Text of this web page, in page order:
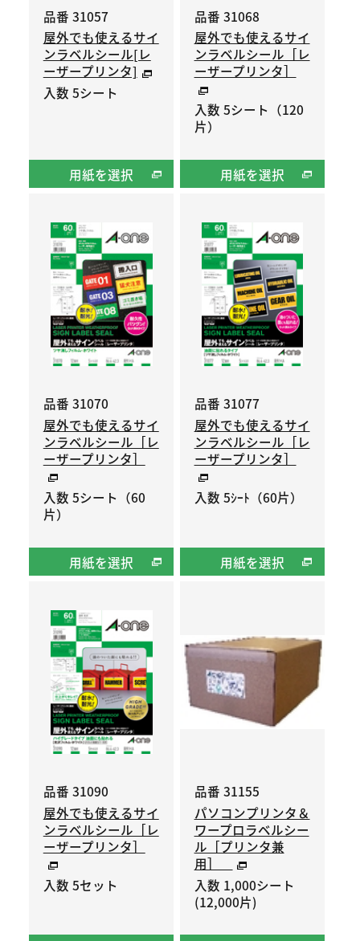
品番 31057
屋外でも使えるサイ
ンラベルシール[レ
ーザープリンタ]
入数 5シート
用紙を選択
品番 31068
屋外でも使えるサイ
ンラベルシール［レ
ーザープリンタ］
入数 5シート（120
片）
用紙を選択
品番 31070
屋外でも使えるサイ
ンラベルシール［レ
ーザープリンタ］
入数 5シート（60
片）
用紙を選択
品番 31077
屋外でも使えるサイ
ンラベルシール［レ
ーザープリンタ］
入数 5ｼｰﾄ（60片）
用紙を選択
品番 31090
屋外でも使えるサイ
ンラベルシール［レ
ーザープリンタ］
入数 5セット
品番 31155
パソコンプリンタ＆
ワープロラベルシー
ル［プリンタ兼
用］
入数 1,000シート
(12,000片)